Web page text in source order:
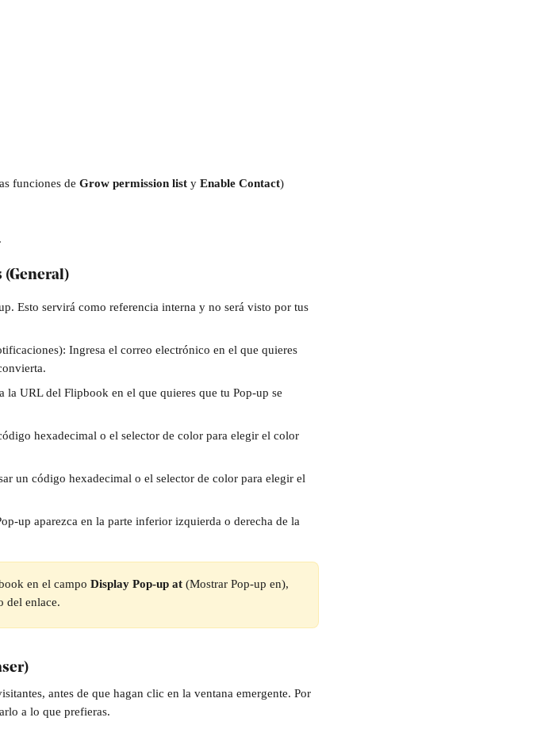
funciones de Grow permission list y Enable Contact)
(General)
Esto servirá como referencia interna y no será visto por tus
Ingresa el correo electrónico en el que quieres
la URL del Flipbook en el que quieres que tu Pop-up se
hexadecimal o el selector de color para elegir el color
un código hexadecimal o el selector de color para elegir el
up aparezca en la parte inferior izquierda o derecha de la
en el campo Display Pop-up at (Mostrar Pop-up en),
del enlace.
antes de que hagan clic en la ventana emergente. Por
a lo que prefieras.